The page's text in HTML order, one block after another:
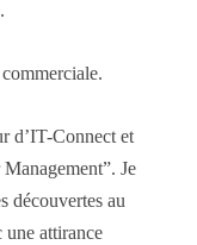
d’IT-Connect et
Je
découvertes au
une attirance